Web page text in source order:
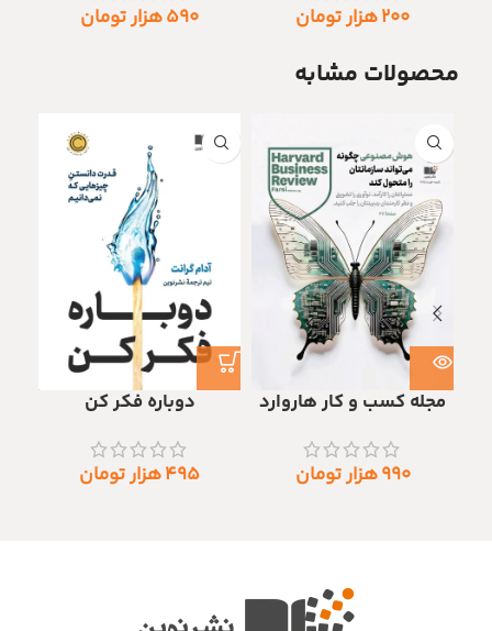
۲۰۰هزار تومان ۵۹۰هزار تومان
محصولات مشابه
مجله کسب و کار هاروارد
۹۹۰هزار تومان
دوباره فکر کن
۴۹۵هزار تومان